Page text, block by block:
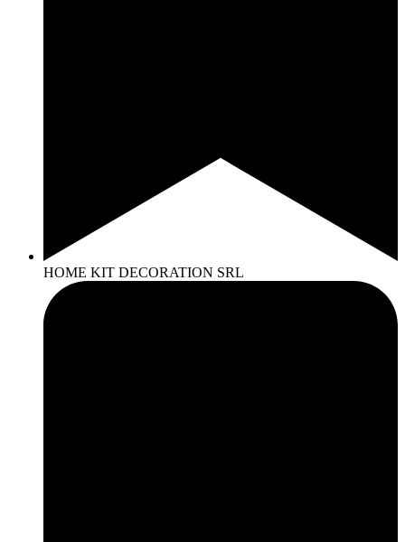
HOME KIT DECORATION SRL